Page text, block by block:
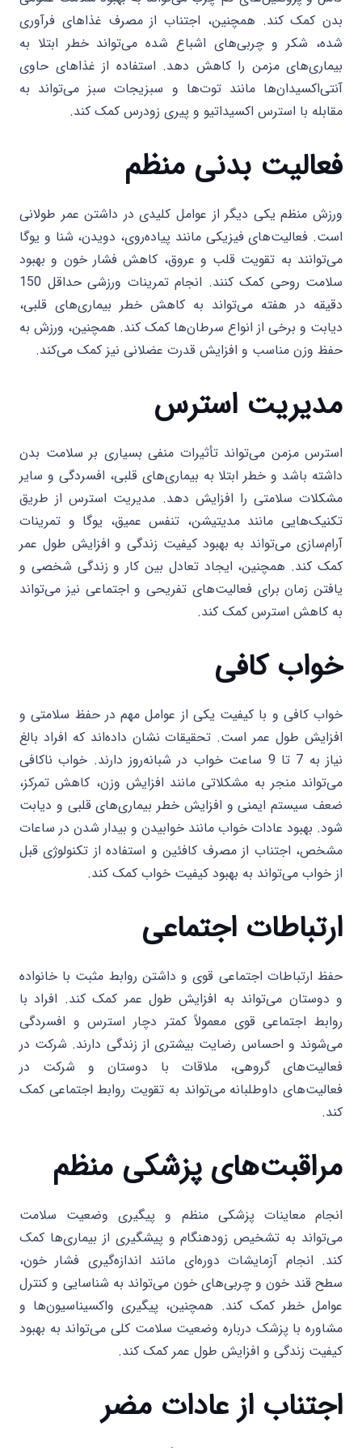
بدن کمک کند. همچنین، اجتناب از مصرف غذاهای فرآوری
شده، شکر و چربی‌های اشباع شده می‌تواند خطر ابتلا به
بیماری‌های مزمن را کاهش دهد. استفاده از غذاهای حاوی
آنتی‌اکسیدان‌ها مانند توت‌ها و سبزیجات سبز می‌تواند به
مقابله با استرس اکسیداتیو و پیری زودرس کمک کند.
فعالیت بدنی منظم
ورزش منظم یکی دیگر از عوامل کلیدی در داشتن عمر طولانی
است. فعالیت‌های فیزیکی مانند پیاده‌روی، دویدن، شنا و یوگا
می‌توانند به تقویت قلب و عروق، کاهش فشار خون و بهبود
سلامت روحی کمک کنند. انجام تمرینات ورزشی حداقل 150
دقیقه در هفته می‌تواند به کاهش خطر بیماری‌های قلبی،
دیابت و برخی از انواع سرطان‌ها کمک کند. همچنین، ورزش به
حفظ وزن مناسب و افزایش قدرت عضلانی نیز کمک می‌کند.
مدیریت استرس
استرس مزمن می‌تواند تأثیرات منفی بسیاری بر سلامت بدن
داشته باشد و خطر ابتلا به بیماری‌های قلبی، افسردگی و سایر
مشکلات سلامتی را افزایش دهد. مدیریت استرس از طریق
تکنیک‌هایی مانند مدیتیشن، تنفس عمیق، یوگا و تمرینات
آرام‌سازی می‌تواند به بهبود کیفیت زندگی و افزایش طول عمر
کمک کند. همچنین، ایجاد تعادل بین کار و زندگی شخصی و
یافتن زمان برای فعالیت‌های تفریحی و اجتماعی نیز می‌تواند
به کاهش استرس کمک کند.
خواب کافی
خواب کافی و با کیفیت یکی از عوامل مهم در حفظ سلامتی و
افزایش طول عمر است. تحقیقات نشان داده‌اند که افراد بالغ
نیاز به 7 تا 9 ساعت خواب در شبانه‌روز دارند. خواب ناکافی
می‌تواند منجر به مشکلاتی مانند افزایش وزن، کاهش تمرکز،
ضعف سیستم ایمنی و افزایش خطر بیماری‌های قلبی و دیابت
شود. بهبود عادات خواب مانند خوابیدن و بیدار شدن در ساعات
مشخص، اجتناب از مصرف کافئین و استفاده از تکنولوژی قبل
از خواب می‌تواند به بهبود کیفیت خواب کمک کند.
ارتباطات اجتماعی
حفظ ارتباطات اجتماعی قوی و داشتن روابط مثبت با خانواده
و دوستان می‌تواند به افزایش طول عمر کمک کند. افراد با
روابط اجتماعی قوی معمولاً کمتر دچار استرس و افسردگی
می‌شوند و احساس رضایت بیشتری از زندگی دارند. شرکت در
فعالیت‌های گروهی، ملاقات با دوستان و شرکت در
فعالیت‌های داوطلبانه می‌تواند به تقویت روابط اجتماعی کمک
کند.
مراقبت‌های پزشکی منظم
انجام معاینات پزشکی منظم و پیگیری وضعیت سلامت
می‌تواند به تشخیص زودهنگام و پیشگیری از بیماری‌ها کمک
کند. انجام آزمایشات دوره‌ای مانند اندازه‌گیری فشار خون،
سطح قند خون و چربی‌های خون می‌تواند به شناسایی و کنترل
عوامل خطر کمک کند. همچنین، پیگیری واکسیناسیون‌ها و
مشاوره با پزشک درباره وضعیت سلامت کلی می‌تواند به بهبود
کیفیت زندگی و افزایش طول عمر کمک کند.
اجتناب از عادات مضر